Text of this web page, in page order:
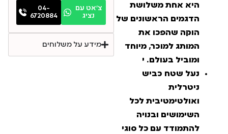
היא אחת משלושת
הדגמים הראשונים של
הוקה שהפכו את
המותג למוכר, מיוחד
ומוביל בעולם. י
נעל שטח כביש
ניטרלית
ואולטימטיבית לכל
השימושים ובנויה
להתמודד עם כל סוגי
צ׳אט עם
נציג
04-
6720884
מידע על משלוחים